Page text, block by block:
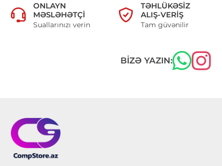
ONLAYN
MƏSLƏHƏTÇI
Suallarınızı verin
TƏHLÜKƏSIZ
ALIŞ-VERIŞ
Tam güvənilir
BIZƏ YAZIN: